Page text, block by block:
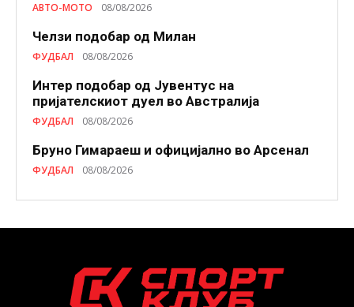
АВТО-МОТО 08/08/2026
Челзи подобaр од Милан
ФУДБАЛ 08/08/2026
Интер подобар од Јувентус на
пријателскиот дуел во Австралија
ФУДБАЛ 08/08/2026
Бруно Гимараеш и официјално во Арсенал
ФУДБАЛ 08/08/2026